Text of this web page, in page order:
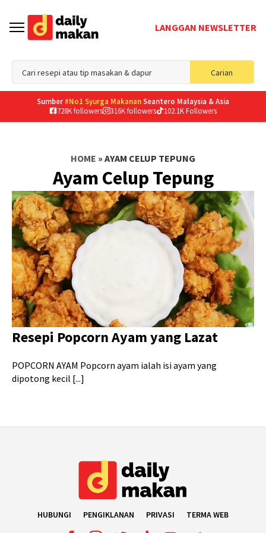
LANGGAN NEWSLETTER
Carian
for:
Sumber #No1 Syurga MakananSeantero Malaysia & Asia
728K followers
316K followers 102.1K Followers
HOME » AYAM CELUP TEPUNG
Ayam Celup Tepung
Resepi Popcorn Ayam yang Lazat
POPCORN AYAM Popcorn ayam ialah isi ayam yang
dipotong kecil [...]
HUBUNGI PENGIKLANAN PRIVASI TERMA WEB